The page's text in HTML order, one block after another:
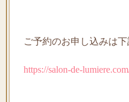
ご予約のお申し込みは
https://salon-de-